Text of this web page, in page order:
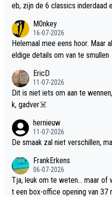
eb, zijn de 6 classics
M0nkey
16-07-2026
Helemaal mee eens hoor. Maar
eldige details om van te smullen
EricD
11-07-2026
Dit is niet iets om aan te
k, gadver☠️
hernieuw
11-07-2026
De smaak zal niet verschillen,
FrankErkens
06-07-2026
Tja, leuk om te weten... maar of
t een box-office opening van 37